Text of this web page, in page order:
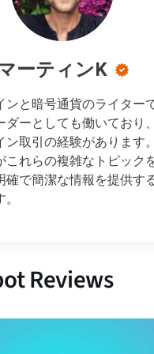
ーティンK
ンと暗号通貨のライター
ダーとしても働いており
ン取引の経験があります
これらの複雑なトピック
確で簡潔な情報を提供す
Reviews